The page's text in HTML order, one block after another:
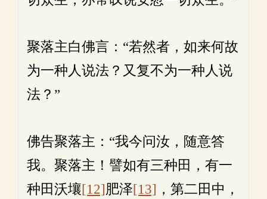
聚落主白佛言：“若然者，如来何故
为一种人说法？又复不为一种人说
法？”
佛告聚落主：“我今问汝，随意答
我。聚落主！譬如有三种田，有一
种田沃壤[12]肥泽[13] ，第二田中，